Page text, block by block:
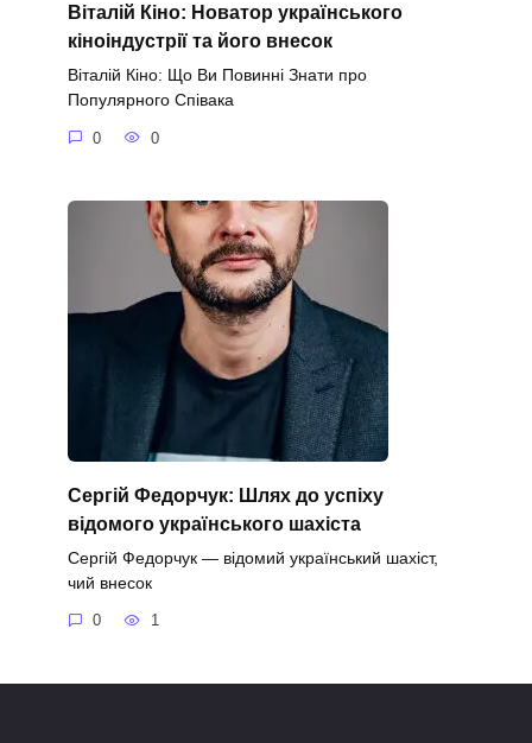
Віталій Кіно: Новатор українського
кіноіндустрії та його внесок
Віталій Кіно: Що Ви Повинні Знати про
Популярного Співака
0 0
Сергій Федорчук: Шлях до успіху
відомого українського шахіста
Сергій Федорчук — відомий український шахіст,
чий внесок
0 1